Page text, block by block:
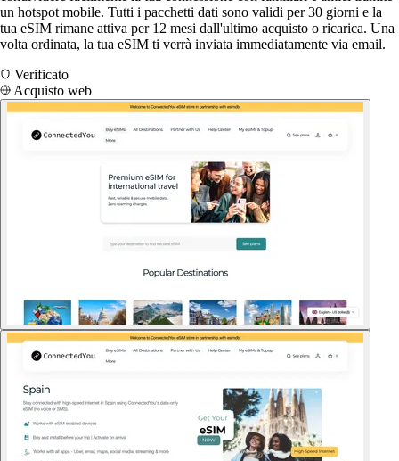
un hotspot mobile. Tutti i pacchetti dati sono validi per 30 giorni e la
tua eSIM rimane attiva per 12 mesi dall'ultimo acquisto o ricarica. Una
volta ordinata, la tua eSIM ti verrà inviata immediatamente via email.
Verificato
Acquisto web